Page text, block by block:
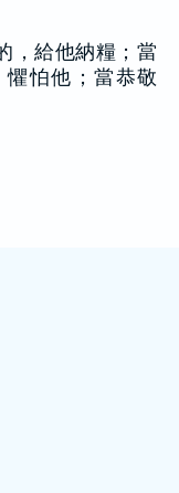
，給他納糧；當
怕他；當恭敬